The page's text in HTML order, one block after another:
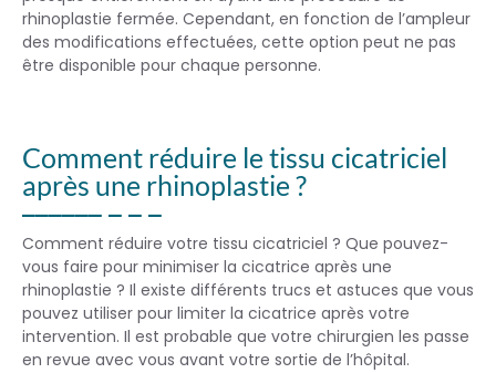
rhinoplastie fermée. Cependant, en fonction de l’ampleur
des modifications effectuées, cette option peut ne pas
être disponible pour chaque personne.
Comment réduire le tissu cicatriciel
après une rhinoplastie ?
Comment réduire votre tissu cicatriciel ? Que pouvez-
vous faire pour minimiser la cicatrice après une
rhinoplastie ? Il existe différents trucs et astuces que vous
pouvez utiliser pour limiter la cicatrice après votre
intervention. Il est probable que votre chirurgien les passe
en revue avec vous avant votre sortie de l’hôpital.